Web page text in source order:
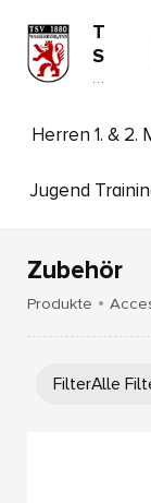
T
S
V
8
W
s
e
r
e
s
Herren 1. &
Jugend
Zubehör
Produkte
FilterAlle